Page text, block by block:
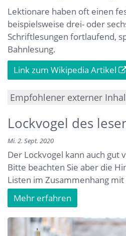
Lektionare haben oft einen
beispielsweise drei- oder
Schriftlesungen fortlaufend,
Bahnlesung.
Link zum Wikipedia Artikel
Empfohlener externer
Lockvogel des
Mi. 2. Sept. 2020
Der Lockvogel kann auch gut
Bitte beachten Sie aber die
Listen im Zusammenhang mit
Mehr erfahren